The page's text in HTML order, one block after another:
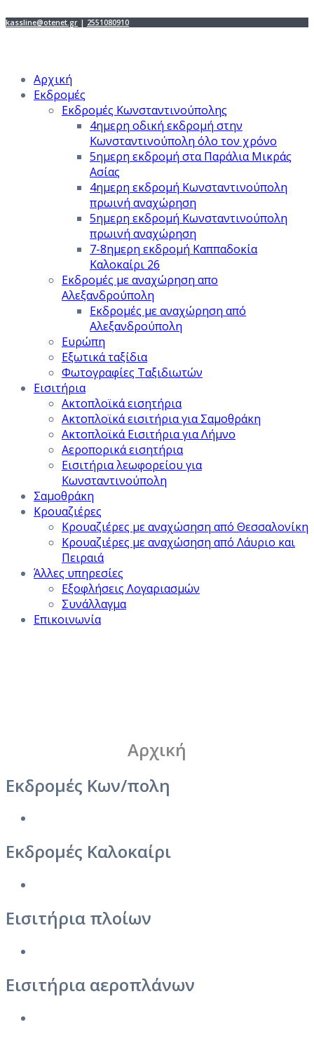
kassline@otenet.gr | 2551080910
Αρχική
Εκδρομές
Εκδρομές Κωνσταντινούπολης
4ημερη οδική εκδρομή στην
Κωνσταντινούπολη όλο τον χρόνο
5ημερη εκδρομή στα Παράλια Μικράς
Ασίας
4ημερη εκδρομή Κωνσταντινούπολη
πρωινή αναχώρηση
5ημερη εκδρομή Κωνσταντινούπολη
πρωινή αναχώρηση
7-8ημερη εκδρομή Καππαδοκία
Καλοκαίρι 26
Εκδρομές με αναχώρηση απο
Αλεξανδρούπολη
Εκδρομές με αναχώρηση από
Αλεξανδρούπολη
Ευρώπη
Εξωτικά ταξίδια
Φωτογραφίες Ταξιδιωτών
Εισιτήρια
Ακτοπλοϊκά εισητήρια
Ακτοπλοϊκά εισιτήρια για Σαμοθράκη
Ακτοπλοϊκά Εισιτήρια για Λήμνο
Αεροπορικά εισητήρια
Εισιτήρια λεωφορείου για
Κωνσταντινούπολη
Σαμοθράκη
Κρουαζιέρες
Κρουαζιέρες με αναχώσηση από Θεσσαλονίκη
Κρουαζιέρες με αναχώσηση από Λάυριο και
Πειραιά
Άλλες υπηρεσίες
Εξοφλήσεις Λογαριασμών
Συνάλλαγμα
Επικοινωνία
Αρχική
Εκδρομές Κων/πολη
Εκδρομές Καλοκαίρι
Εισιτήρια πλοίων
Εισιτήρια αεροπλάνων